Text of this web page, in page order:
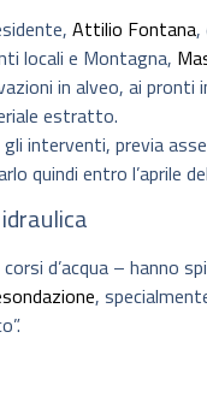
Attilio Fontana,
locali e Montagna,
in alveo, ai
estratto.
interventi, previa
quindi entro l’aprile
corsi d’acqua –
,